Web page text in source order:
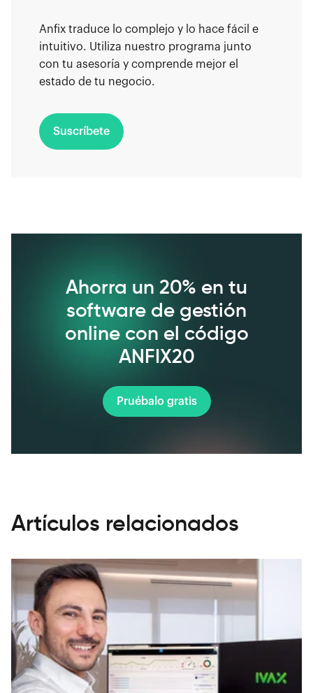
Anfix traduce lo complejo y lo hace fácil e
intuitivo. Utiliza nuestro programa junto
con tu asesoría y comprende mejor el
estado de tu negocio.
Suscríbete
Ahorra un 20% en tu
software de gestión
online con el código
ANFIX20
Pruébalo gratis
Artículos relacionados